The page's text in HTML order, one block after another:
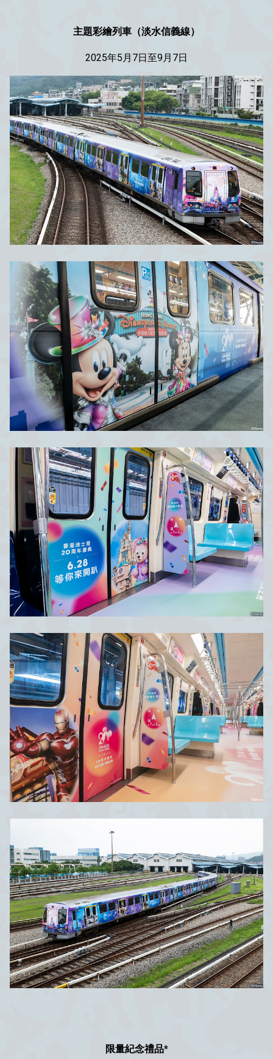
主題彩繪列車（淡水信義線）
2025年5月7日至9月7日
限量紀念禮品*